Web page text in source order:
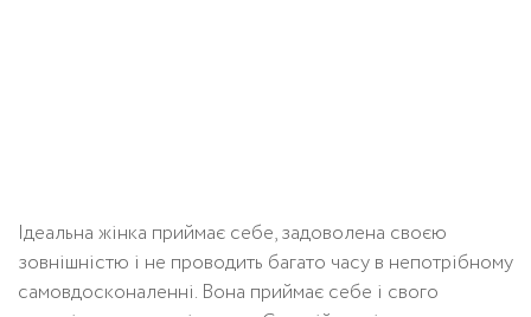
Ідеальна жінка приймає себе, задоволена своєю
зовнішністю і не проводить багато часу в непотрібному
самовдосконаленні. Вона приймає себе і свого